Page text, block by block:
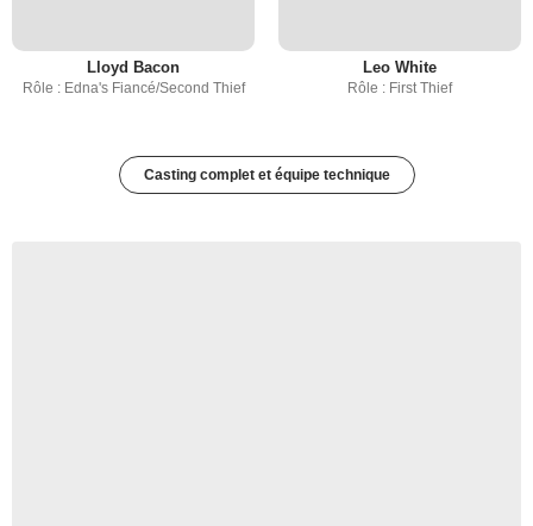
Lloyd Bacon
Rôle : Edna's Fiancé/Second Thief
Leo White
Rôle : First Thief
Casting complet et équipe technique